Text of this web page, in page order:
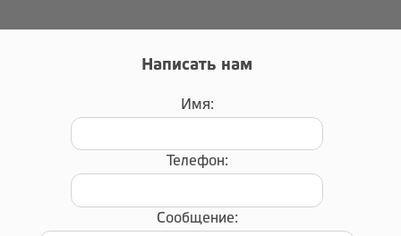
Написать нам
Имя:
Телефон:
Сообщение: